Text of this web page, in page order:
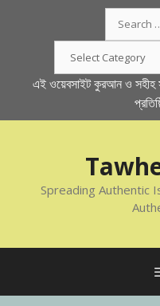
for:
এই ওয়েবসাইট কুরআন ও সহীহ
Spreading Authentic